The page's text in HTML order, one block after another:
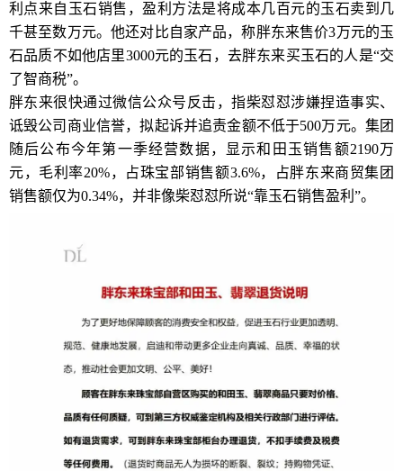
利点来自玉石销售，盈利方法是将成本几百元的玉石卖到几
千甚至数万元。他还对比自家产品，称胖东来售价3万元的玉
石品质不如他店里3000元的玉石，去胖东来买玉石的人是“交
了智商税”。
胖东来很快通过微信公众号反击，指柴怼怼涉嫌捏造事实、
诋毁公司商业信誉，拟起诉并追责金额不低于500万元。集团
随后公布今年第一季经营数据，显示和田玉销售额2190万
元，毛利率20%，占珠宝部销售额3.6%，占胖东来商贸集团
销售额仅为0.34%，并非像柴怼怼所说“靠玉石销售盈利”。